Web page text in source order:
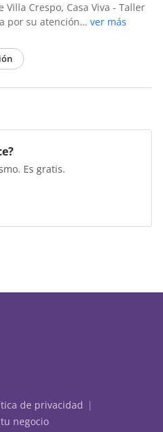
Villa Crespo, Casa Viva - Taller
por su atención… ver más
Es gratis.
de privacidad
negocio